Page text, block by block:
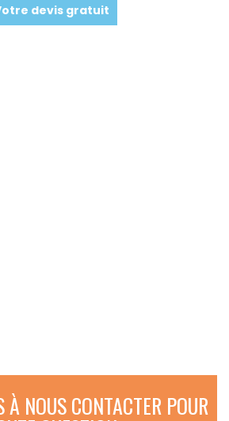
devis gratuit
À NOUS CONTACTER POUR